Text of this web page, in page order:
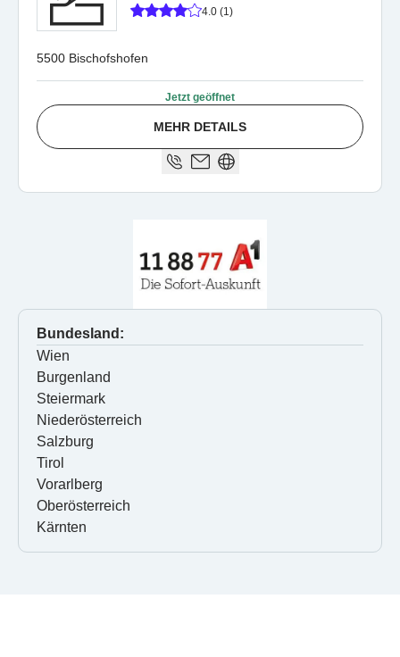
4.0 (1)
5500 Bischofshofen
Jetzt geöffnet
MEHR DETAILS
Bundesland:
Wien
Burgenland
Steiermark
Niederösterreich
Salzburg
Tirol
Vorarlberg
Oberösterreich
Kärnten